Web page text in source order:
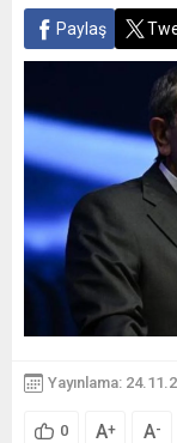
Paylaş
Yayınlama:
0 A+ A-